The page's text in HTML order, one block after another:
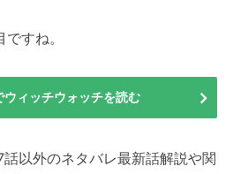
すね。
ウィッチウォッチを読む
以外のネタバレ最新話解説や関